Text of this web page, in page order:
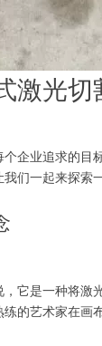
激光切
企业追求的
们一起来探索
它是一种将
的艺术家在画